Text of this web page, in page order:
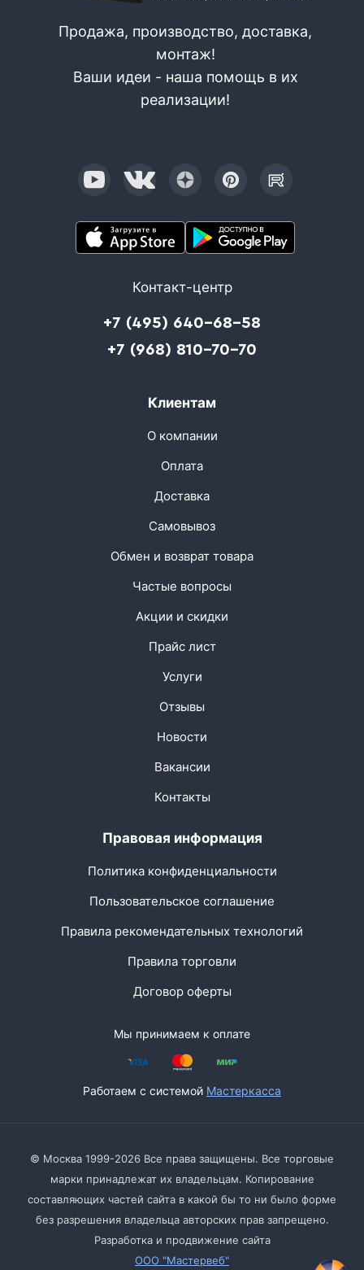
Продажа, производство, доставка,
монтаж!
Ваши идеи - наша помощь в их
реализации!
Контакт-центр
+7 (495) 640-68-58
+7 (968) 810-70-70
Клиентам
О компании
Оплата
Доставка
Самовывоз
Обмен и возврат товара
Частые вопросы
Акции и скидки
Прайс лист
Услуги
Отзывы
Новости
Вакансии
Контакты
Правовая информация
Политика конфиденциальности
Пользовательское соглашение
Правила рекомендательных технологий
Правила торговли
Договор оферты
Мы принимаем к оплате
Работаем с системой Мастеркасса
© Москва 1999-2026 Все права защищены. Все торговые
марки принадлежат их владельцам. Копирование
составляющих частей сайта в какой бы то ни было форме
без разрешения владельца авторских прав запрещено.
Разработка и продвижение сайта
ООО "Мастервеб"